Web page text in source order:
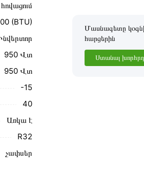
(BTU)
950 Վտ
950 Վտ
-15
40
Առկա է
R32
չափսեր
Մասնագետը
հարցերին
Ստանալ